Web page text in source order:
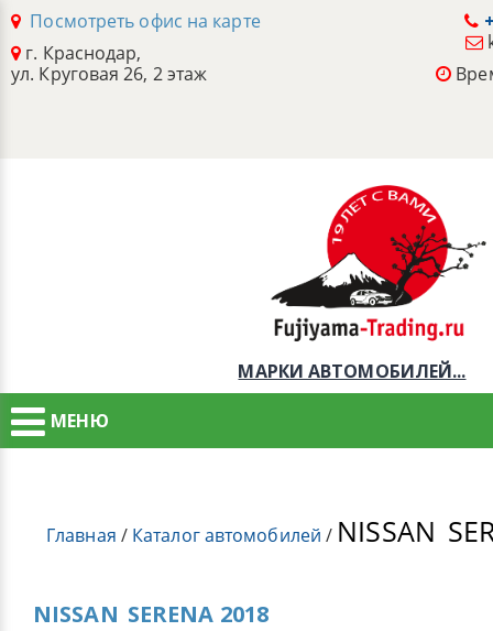
Посмотреть офис на карте
г. Краснодар,
ул. Круговая 26, 2 этаж
МАРКИ АВТОМОБИЛЕЙ...
МЕНЮ
Главная / Каталог автомобилей / NISSAN
NISSAN SERENA 2018